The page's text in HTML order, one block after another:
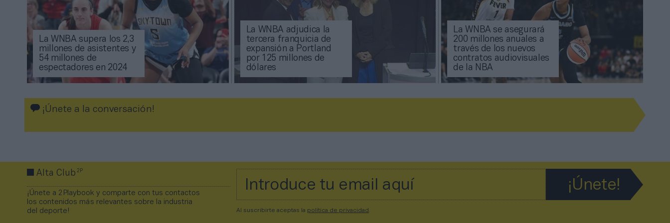
La WNBA supera los 2,3
millones de asistentes y
54 millones de
espectadores en 2024
La WNBA adjudica la
tercera franquicia de
expansión a Portland
por 125 millones de
dólares
La WNBA se asegurará
200 millones anuales a
través de los nuevos
contratos audiovisuales
de la NBA
¡Únete a la conversación!
Alta Club2P
¡Únete a 2Playbook y comparte con tus contactos
los contenidos más relevantes sobre la industria
del deporte!
Al suscribirte aceptas la política de privacidad